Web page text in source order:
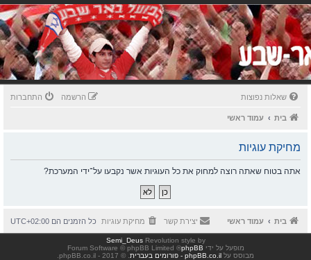
שאלות נפוצות התחברות הרשמה
בית עמוד ראשי
מחיקת עוגיות
אתה בטוח שאתה רוצה למחוק את כל העוגיות אשר נקבעו על־ידי המערכת?
בית עמוד ראשי כל הזמנים הם UTC+02:00 מחיקת עוגיות יצירת קשר
Revolution style by
Semi_Deus
מופעל על ידי phpBB
® Forum Software © phpBB Limited
מבוסס על phpBB.co.il - פורומים בעברית . © 2017 - phpBB.co.il.